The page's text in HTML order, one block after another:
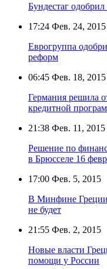
Бундестаг
17:24 Фев. 24, 2015
Еврогруппа
реформ
06:45 Фев. 18, 2015
Германия решила
кредитной
21:38 Фев. 11, 2015
Решение по
в Брюсселе 16
17:00 Фев. 5, 2015
В Минфине Греции
не будет
21:55 Фев. 2, 2015
Новые власти
помощи у России